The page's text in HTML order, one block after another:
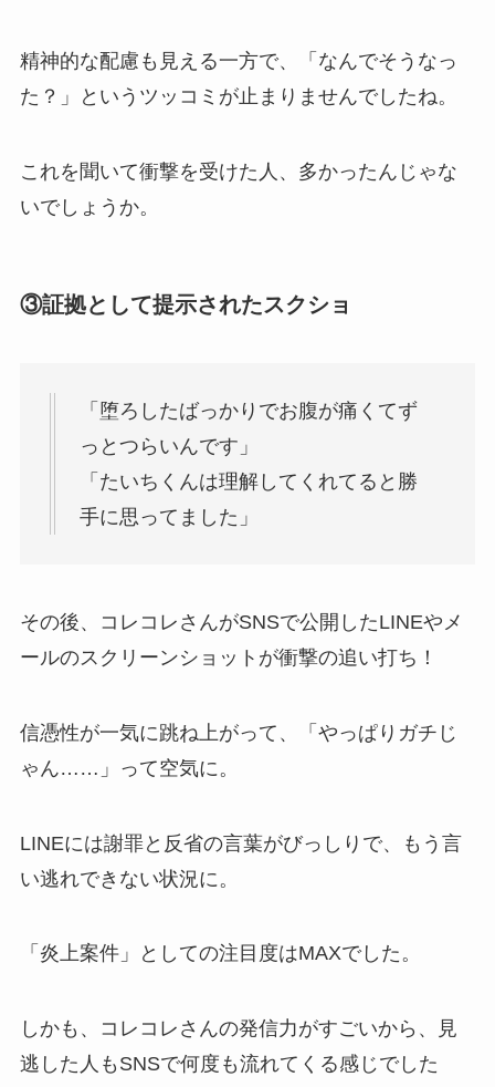
精神的な配慮も見える一方で、「なんでそうなっ
た？」というツッコミが止まりませんでしたね。
これを聞いて衝撃を受けた人、多かったんじゃな
いでしょうか。
③証拠として提示されたスクショ
「堕ろしたばっかりでお腹が痛くてず
っとつらいんです」
「たいちくんは理解してくれてると勝
手に思ってました」
その後、コレコレさんがSNSで公開したLINEやメ
ールのスクリーンショットが衝撃の追い打ち！
信憑性が一気に跳ね上がって、「やっぱりガチじ
ゃん……」って空気に。
LINEには謝罪と反省の言葉がびっしりで、もう言
い逃れできない状況に。
「炎上案件」としての注目度はMAXでした。
しかも、コレコレさんの発信力がすごいから、見
逃した人もSNSで何度も流れてくる感じでした